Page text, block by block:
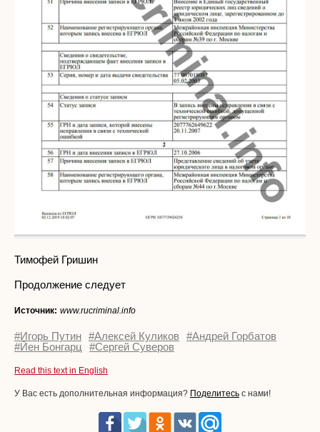
Тимофей Гришин
Продолжение следует
Источник: www.rucriminal.info
#Игорь Путин #Алексей Куликов #Андрей Горбатов
#Йен Бонгарц
#Сергей Суверов
Read this text in English
У Вас есть дополнительная информация? Поделитесь с нами!